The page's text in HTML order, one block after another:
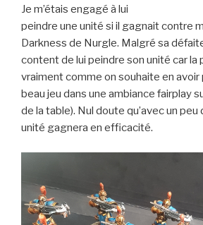
Je m’étais engagé à lui
peindre une unité si il gagnait contre
Darkness de Nurgle. Malgré sa
content de lui peindre son unité car la
vraiment comme on souhaite en avoir
beau jeu dans une ambiance fairplay
de la table). Nul doute qu’avec un
unité gagnera en efficacité.